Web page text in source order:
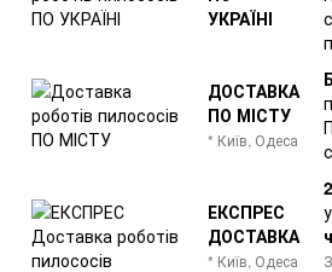
УКРАЇНІ
ДОСТАВКА
ПО МІСТУ
* Київ, Одеса
ЕКСПРЕС
ДОСТАВКА
* Київ, Одеса